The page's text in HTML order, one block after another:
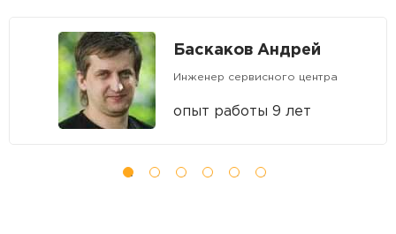
Баскаков Андрей
Инженер сервисного центра
опыт работы 9 лет